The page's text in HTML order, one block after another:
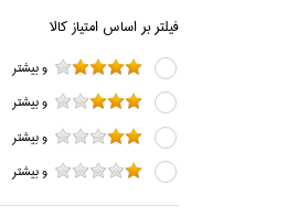
فيلتر بر اساس امتياز كالا
و بيشتر
و بيشتر
و بيشتر
و بيشتر